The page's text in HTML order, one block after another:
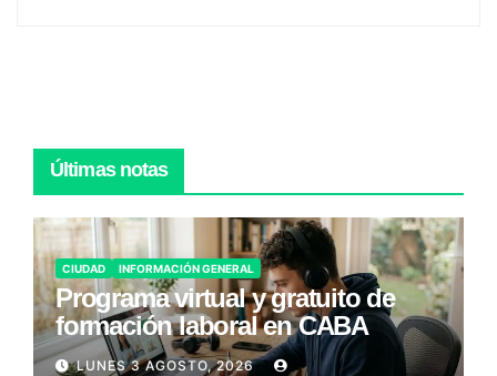
Últimas notas
CIUDAD INFORMACIÓN GENERAL
Programa virtual y gratuito de
formación laboral en CABA
LUNES 3 AGOSTO, 2026